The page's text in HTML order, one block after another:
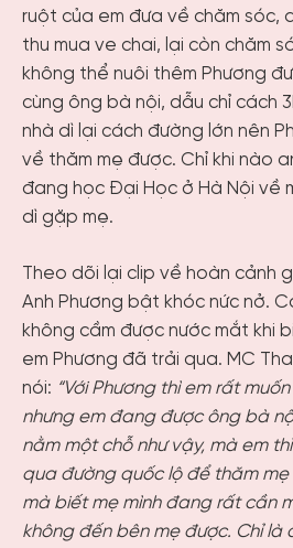
ruột của em đưa về chăm sóc,
thu mua ve chai, lại còn chăm
không thể nuôi thêm Phương
cùng ông bà nội, dẫu chỉ cách
nhà dì lại cách đường lớn nên
về thăm mẹ được. Chỉ khi nào
đang học Đại Học ở Hà Nội về
dì gặp mẹ.
Theo dõi lại clip về hoàn cảnh
Anh Phương bật khóc nức nở.
không cầm được nước mắt khi
em Phương đã trải qua. MC
nói: “Với Phương thì em rất
nhưng em đang được ông bà
nằm một chỗ như vậy, mà em
qua đường quốc lộ để thăm
mà biết mẹ mình đang rất cần
không đến bên mẹ được. Chỉ là